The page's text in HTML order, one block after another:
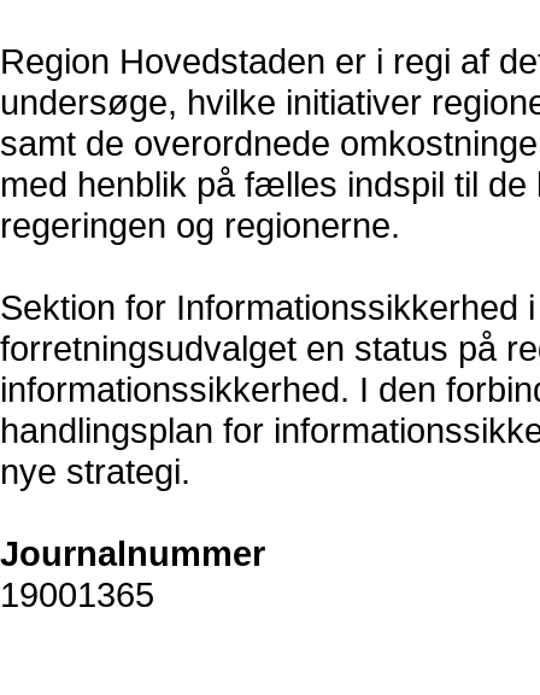
Region Hovedstaden er i regi af
undersøge, hvilke initiativer
samt de overordnede
med henblik på fælles indspil til
regeringen og regionerne.
Sektion for Informationssikkerhed
forretningsudvalget en status på
informationssikkerhed. I den
handlingsplan for
nye strategi.
Journalnummer
19001365